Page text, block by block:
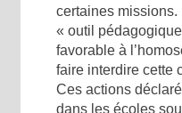
certaines missions.
« outil
favorable à
faire interdire cette
Ces actions
dans les écoles